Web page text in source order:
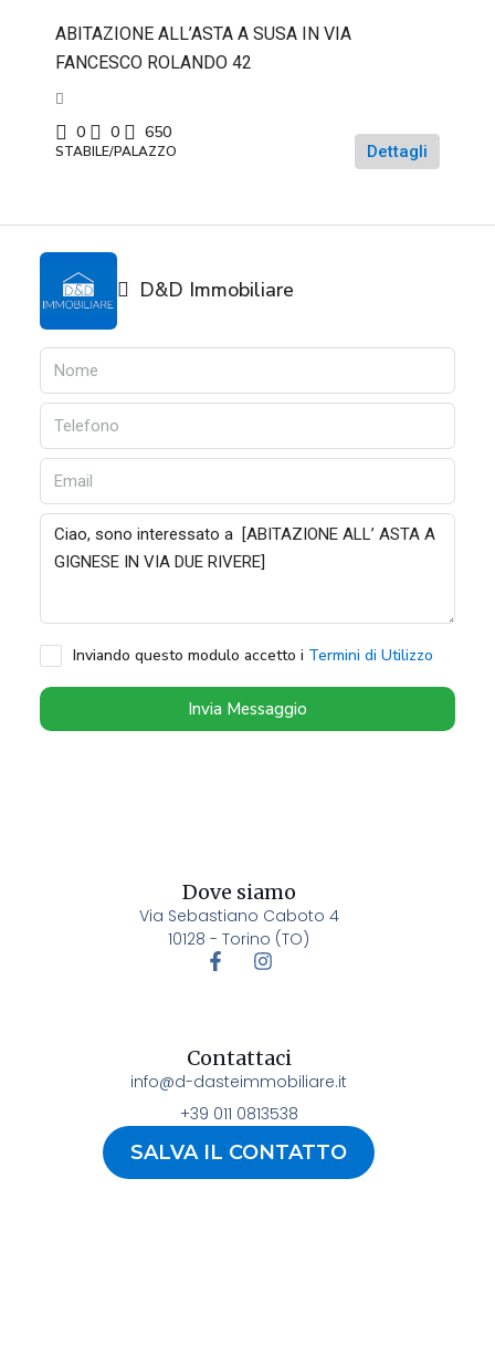
ABITAZIONE ALL’ASTA A SUSA IN VIA
FANCESCO ROLANDO 42
0 0 650
STABILE/PALAZZO Dettagli
D&D Immobiliare
Inviando questo modulo accetto i Termini di Utilizzo
Invia Messaggio
Dove siamo
Via Sebastiano Caboto 4
10128 - Torino (TO)
Contattaci
info@d-dasteimmobiliare.it
+39 011 0813538
SALVA IL CONTATTO